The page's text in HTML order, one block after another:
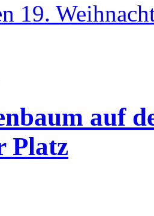
19.
auf
Platz